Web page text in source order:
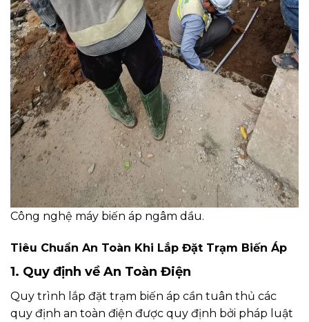
Công nghệ máy biến áp ngâm dầu.
Tiêu Chuẩn An Toàn Khi Lắp Đặt Trạm Biến Áp
1. Quy định về An Toàn Điện
Quy trình lắp đặt trạm biến áp cần tuân thủ các
quy định an toàn điện được quy định bởi pháp luật